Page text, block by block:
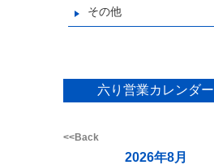
その他
六り営業カレンダー
<<Back
2026年8月